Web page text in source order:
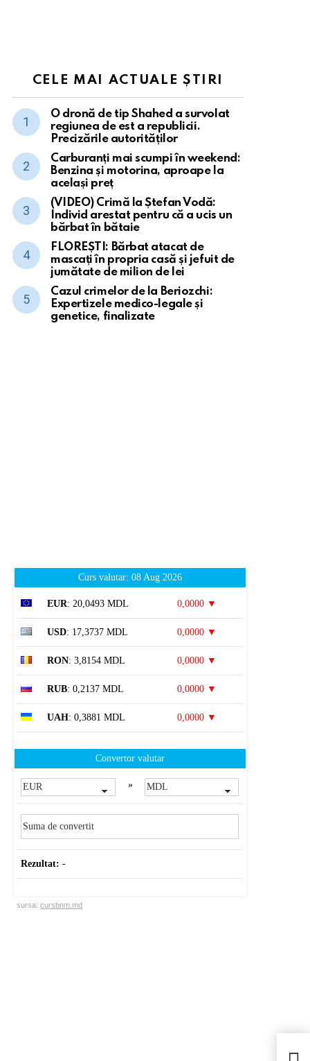
CELE MAI ACTUALE ȘTIRI
O dronă de tip Shahed a survolat
regiunea de est a republicii.
Precizările autorităților
Carburanți mai scumpi în weekend:
Benzina și motorina, aproape la
același preț
(VIDEO) Crimă la Ștefan Vodă:
Individ arestat pentru că a ucis un
bărbat în bătaie
FLOREȘTI: Bărbat atacat de
mascați în propria casă și jefuit de
jumătate de milion de lei
Cazul crimelor de la Beriozchi:
Expertizele medico-legale și
genetice, finalizate
Curs valutar: 08 Aug 2026
EUR: 20,0493 MDL 0,0000 ▼
USD: 17,3737 MDL 0,0000 ▼
RON: 3,8154 MDL 0,0000 ▼
RUB: 0,2137 MDL 0,0000 ▼
UAH: 0,3881 MDL 0,0000 ▼
Convertor valutar
»
Rezultat: -
sursa: cursbnm.md